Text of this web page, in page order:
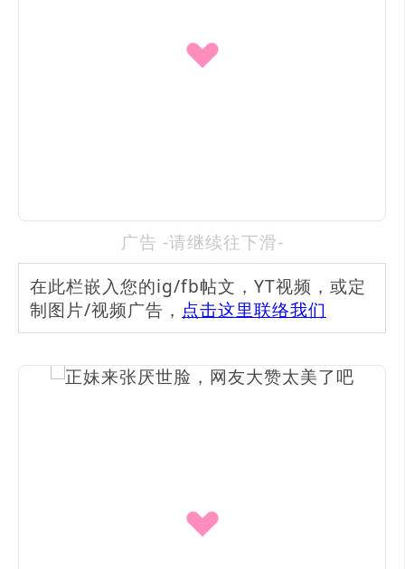
广告 -请继续往下滑-
在此栏嵌入您的ig/fb帖文，YT视频，或定
制图片/视频广告， 点击这里联络我们